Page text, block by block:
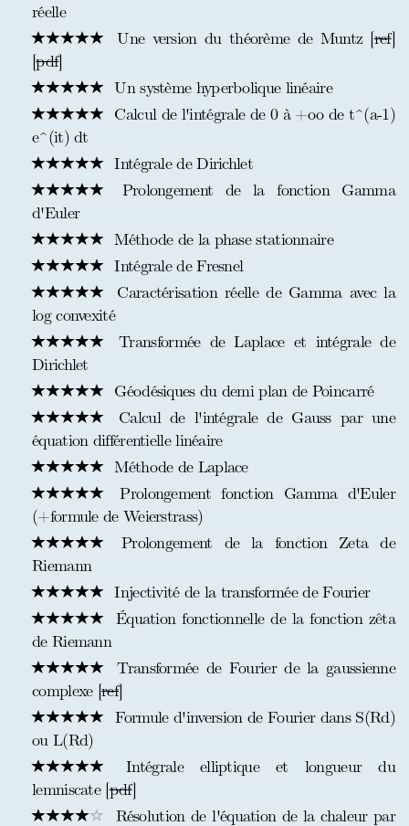
réelle
Une version du théorème de Muntz [ref]
[pdf]
Un système hyperbolique linéaire
Calcul de l'intégrale de 0 à +oo de t^(a-1)
e^(it) dt
Intégrale de Dirichlet
Prolongement de la fonction Gamma
d'Euler
Méthode de la phase stationnaire
Intégrale de Fresnel
Caractérisation réelle de Gamma avec la
log convexité
Transformée de Laplace et intégrale de
Dirichlet
Géodésiques du demi plan de Poincarré
Calcul de l'intégrale de Gauss par une
équation différentielle linéaire
Méthode de Laplace
Prolongement fonction Gamma d'Euler
(+formule de Weierstrass)
Prolongement de la fonction Zeta de
Riemann
Injectivité de la transformée de Fourier
Équation fonctionnelle de la fonction zêta
de Riemann
Transformée de Fourier de la gaussienne
complexe [ref]
Formule d'inversion de Fourier dans S(Rd)
ou L(Rd)
Intégrale elliptique et longueur du
lemniscate [pdf]
Résolution de l'équation de la chaleur par